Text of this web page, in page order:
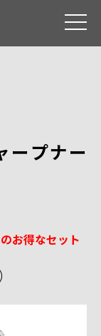
toggle
プナー
お得なセット